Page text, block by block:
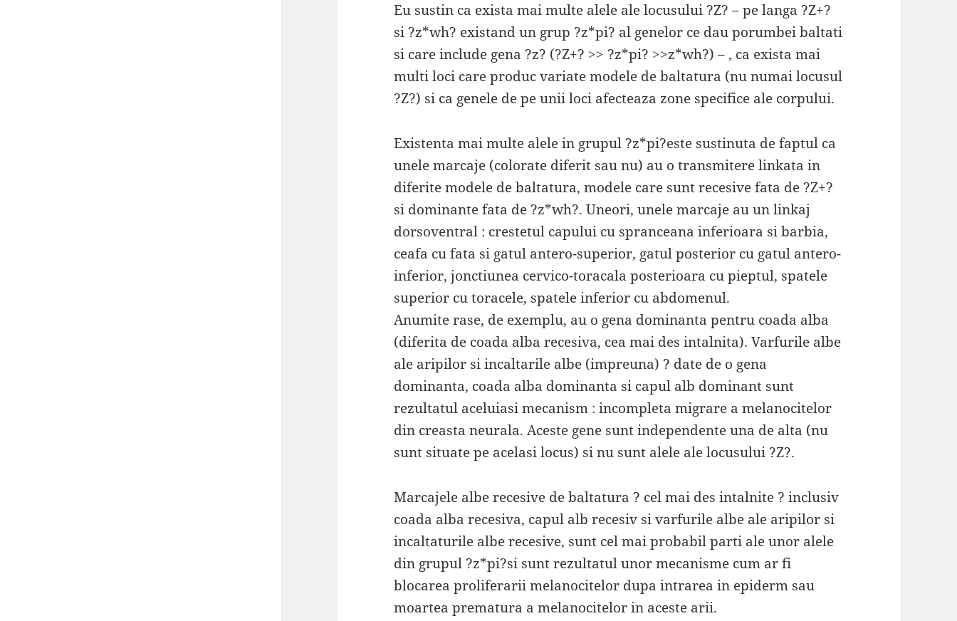
Eu sustin ca exista mai multe alele ale locusului ?Z? – pe langa ?Z+?
si ?z*wh? existand un grup ?z*pi? al genelor ce dau porumbei baltati
si care include gena ?z? (?Z+? >> ?z*pi? >>z*wh?) – , ca exista mai
multi loci care produc variate modele de baltatura (nu numai locusul
?Z?) si ca genele de pe unii loci afecteaza zone specifice ale corpului.
Existenta mai multe alele in grupul ?z*pi?este sustinuta de faptul ca
unele marcaje (colorate diferit sau nu) au o transmitere linkata in
diferite modele de baltatura, modele care sunt recesive fata de ?Z+?
si dominante fata de ?z*wh?. Uneori, unele marcaje au un linkaj
dorsoventral : crestetul capului cu spranceana inferioara si barbia,
ceafa cu fata si gatul antero-superior, gatul posterior cu gatul antero-
inferior, jonctiunea cervico-toracala posterioara cu pieptul, spatele
superior cu toracele, spatele inferior cu abdomenul.
Anumite rase, de exemplu, au o gena dominanta pentru coada alba
(diferita de coada alba recesiva, cea mai des intalnita). Varfurile albe
ale aripilor si incaltarile albe (impreuna) ? date de o gena
dominanta, coada alba dominanta si capul alb dominant sunt
rezultatul aceluiasi mecanism : incompleta migrare a melanocitelor
din creasta neurala. Aceste gene sunt independente una de alta (nu
sunt situate pe acelasi locus) si nu sunt alele ale locusului ?Z?.
Marcajele albe recesive de baltatura ? cel mai des intalnite ? inclusiv
coada alba recesiva, capul alb recesiv si varfurile albe ale aripilor si
incaltaturile albe recesive, sunt cel mai probabil parti ale unor alele
din grupul ?z*pi?si sunt rezultatul unor mecanisme cum ar fi
blocarea proliferarii melanocitelor dupa intrarea in epiderm sau
moartea prematura a melanocitelor in aceste arii.